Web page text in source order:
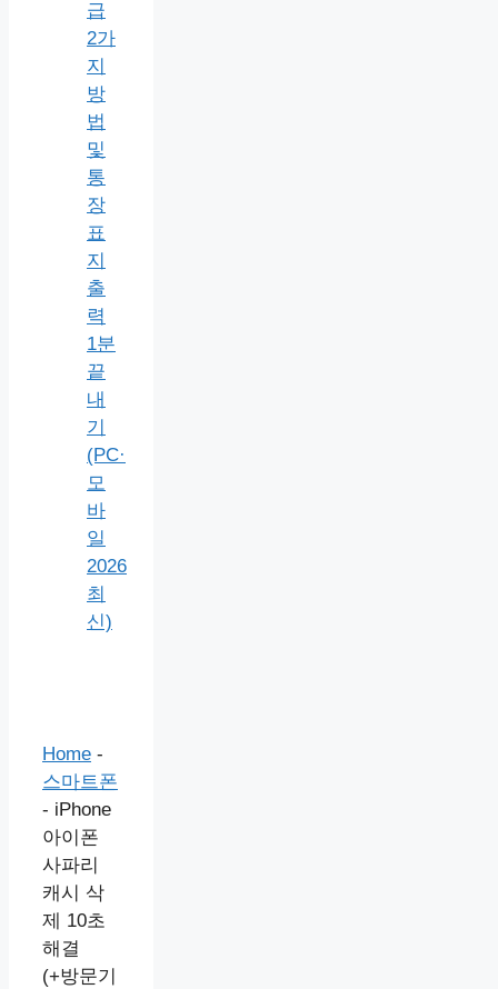
급
2가
지
방
법
및
통
장
표
지
출
력
1분
끝
내
기
(PC·
모
바
일
2026
최
신)
Home -
스마트폰
- iPhone
아이폰
사파리
캐시 삭
제 10초
해결
(+방문기